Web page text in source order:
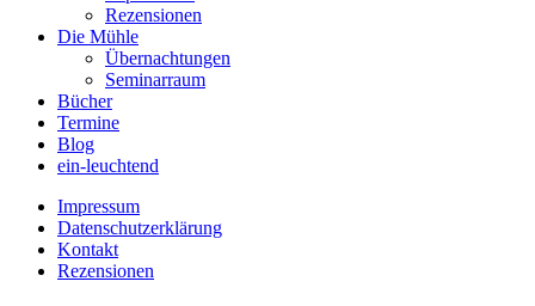
Rezensionen
Die Mühle
Übernachtungen
Seminarraum
Bücher
Termine
Blog
ein-leuchtend
Impressum
Datenschutzerklärung
Kontakt
Rezensionen